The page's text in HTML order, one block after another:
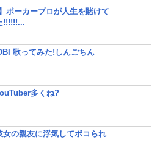
ポーカープロが人生を賭けて
!!!!!!...
歌ってみた!しんごちん
多くね?
女の親友に浮気してボコられ